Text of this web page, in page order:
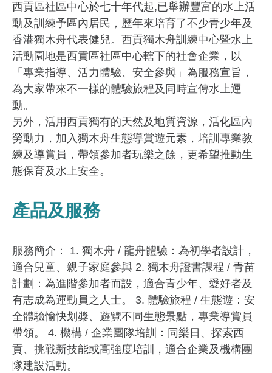
西貢區社區中心於七十年代起,已舉辦豐富的水上活
動及訓練予區內居民，歷年來培育了不少青少年及
香港獨木舟代表健兒。西貢獨木舟訓練中心暨水上
活動園地是西貢區社區中心轄下的社會企業，以
「專業指導、活力體驗、安全參與」為服務宣旨，
為大家帶來不一樣的體驗旅程及同時宣傳水上運
動。
另外，活用西貢獨有的天然及地質資源，活化區內
勞動力，加入獨木舟生態導賞遊元素，培訓專業教
練及導賞員，帶領參加者玩樂之餘，更希望推動生
態保育及水上安全。
產品及服務
服務簡介： 1. 獨木舟 / 龍舟體驗：為初學者設計，
適合兒童、親子家庭參與 2. 獨木舟證書課程 / 青苗
計劃：為進階參加者而設，適合青少年、愛好者及
有志成為運動員之人士。 3. 體驗旅程 / 生態遊：安
全體驗愉快划槳、遊覽不同生態景點，專業導賞員
帶領。 4. 機構 / 企業團隊培訓：同樂日、探索西
貢、挑戰新技能或高強度培訓，適合企業及機構團
隊建設活動。